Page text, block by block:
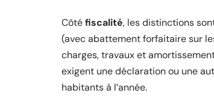
Côtéfiscalité, les distinctions
(avec abattement forfaitaire sur
charges, travaux et
exigent une déclaration ou une
habitants à l’année.